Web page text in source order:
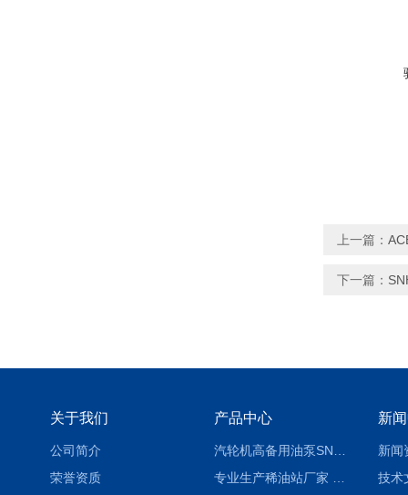
上一篇：
下一篇：
关于我们
公司简介
荣誉资质
产品中心 新
新闻
技术